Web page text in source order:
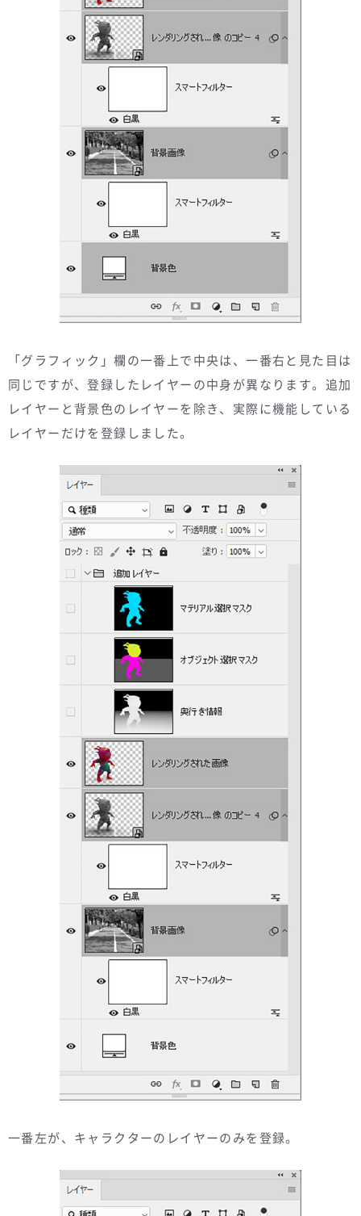
「グラフィック」欄の一番上で中央は、一番右と見た目は
同じですが、登録したレイヤーの中身が異なります。追加
レイヤーと背景色のレイヤーを除き、実際に機能している
レイヤーだけを登録しました。
一番左が、キャラクターのレイヤーのみを登録。